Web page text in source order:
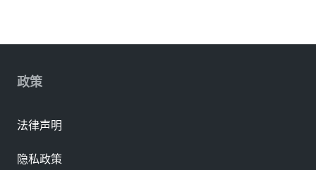
政策
法律声明
隐私政策